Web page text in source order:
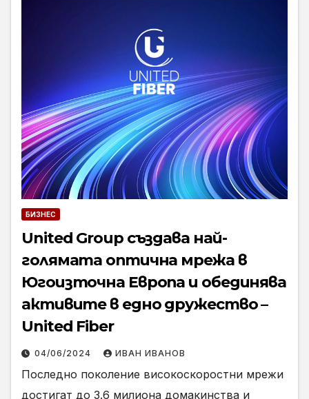
БИЗНЕС
United Group създава най-
голямата оптична мрежа в
Югоизточна Европа и обединява
активите в едно дружество –
United Fiber
04/06/2024 ИВАН ИВАНОВ
Последно поколение високоскоростни мрежи
достигат до 3.6 милиона домакинства и